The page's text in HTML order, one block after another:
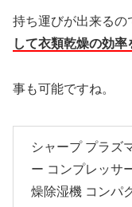
持ち運びが出来るの
して衣類乾燥の効率
事も可能ですね。
シャープ プラズ
ー コンプレッサ
燥除湿機 コンパ